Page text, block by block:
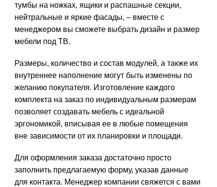
тумбы на ножках, ящики и распашные секции,
нейтральные и яркие фасады, – вместе с
менеджером вы сможете выбрать дизайн и размер
мебели под ТВ.
Размеры, количество и состав модулей, а также их
внутреннее наполнение могут быть изменены по
желанию покупателя. Изготовление каждого
комплекта на заказ по индивидуальным размерам
позволяет создавать мебель с идеальной
эргономикой, вписывая ее в любые помещения
вне зависимости от их планировки и площади.
Для оформления заказа достаточно просто
заполнить предлагаемую форму, указав данные
для контакта. Менеджер компании свяжется с вами